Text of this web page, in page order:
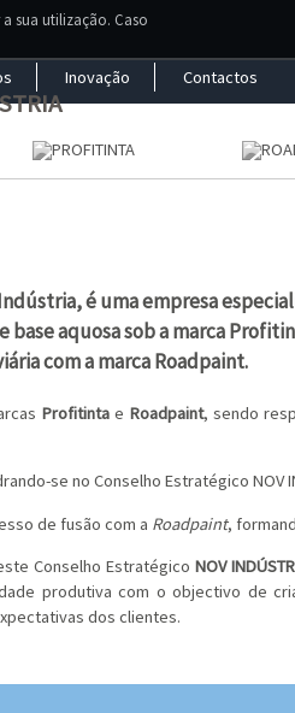
Inovação Contactos
é uma empresa
aquosa sob a marca
com a marca Roadpaint.
Profitintae Roadpaint, sendo
se no Conselho Estratégico NOV
de fusão com a Roadpaint,
Conselho Estratégico NOV
produtiva com o objectivo de
dos clientes.
sua utilização. Caso